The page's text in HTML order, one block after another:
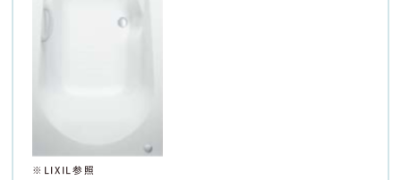
※LIXIL参照